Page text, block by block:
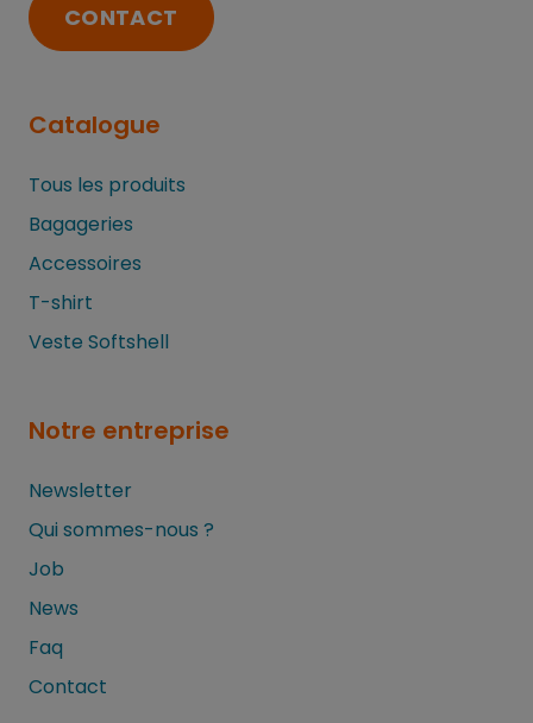
CONTACT
Catalogue
Tous les produits
Bagageries
Accessoires
T-shirt
Veste Softshell
Notre entreprise
Newsletter
Qui sommes-nous ?
Job
News
Faq
Contact